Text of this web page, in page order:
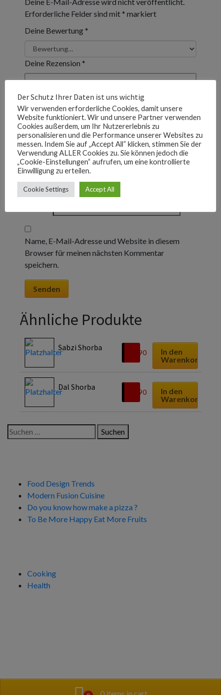
0 items in cart
Erforderliche Felder sind mit * markiert
Deine Bewertung *
Deine Rezension *
Name*
Name, E-Mail-Adresse und Website in diesem
Browser für meinen nächsten Kommentar
speichern.
Ähnliche Produkte
Sabzi Shorba
4,90
In den
Warenkorb
Dal Shorba
4,90
In den
Warenkorb
Suchen
nach:
Food Design Trends
Modern Fusion Cuisine
Do you know how make a pizza ?
To Be More Happy Eat More Fruits
Cooking
Health
Der Schutz Ihrer Daten ist uns wichtig
Wir verwenden erforderliche Cookies, damit unsere
Website funktioniert. Wir und unsere Partner verwenden
Cookies außerdem, um Ihr Nutzererlebnis zu
personalisieren und die Performance unserer Websites zu
messen. Indem Sie auf „Accept All“ klicken, stimmen Sie der
Verwendung ALLER Cookies zu. Sie können jedoch die
„Cookie-Einstellungen“ aufrufen, um eine kontrollierte
Einwilligung zu erteilen.
Cookie Settings Accept All